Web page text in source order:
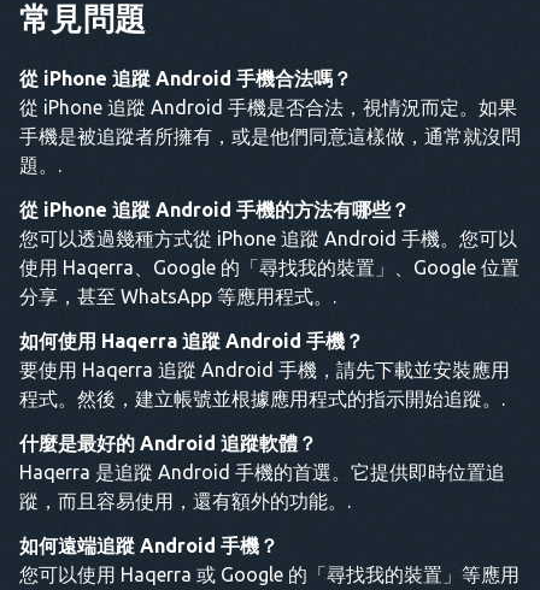
常見問題
從 iPhone 追蹤 Android 手機合法嗎？
從 iPhone 追蹤 Android 手機是否合法，視情況而定。如果
手機是被追蹤者所擁有，或是他們同意這樣做，通常就沒問
題。.
從 iPhone 追蹤 Android 手機的方法有哪些？
您可以透過幾種方式從 iPhone 追蹤 Android 手機。您可以
使用 Haqerra、Google 的「尋找我的裝置」、Google 位置
分享，甚至 WhatsApp 等應用程式。.
如何使用 Haqerra 追蹤 Android 手機？
要使用 Haqerra 追蹤 Android 手機，請先下載並安裝應用
程式。然後，建立帳號並根據應用程式的指示開始追蹤。.
什麼是最好的 Android 追蹤軟體？
Haqerra 是追蹤 Android 手機的首選。它提供即時位置追
蹤，而且容易使用，還有額外的功能。.
如何遠端追蹤 Android 手機？
您可以使用 Haqerra 或 Google 的「尋找我的裝置」等應用